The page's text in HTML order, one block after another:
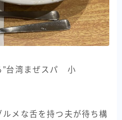
”台湾まぜスパ 小
メな舌を持つ夫が待ち構